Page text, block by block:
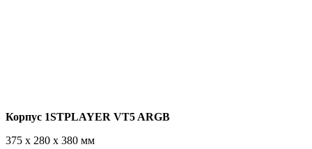
Корпус 1STPLAYER VT5 ARGB
375 x 280 x 380 мм